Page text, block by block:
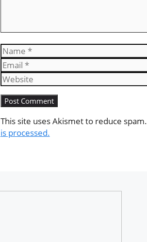
Name
This site uses Akismet to reduce spam.
is processed.